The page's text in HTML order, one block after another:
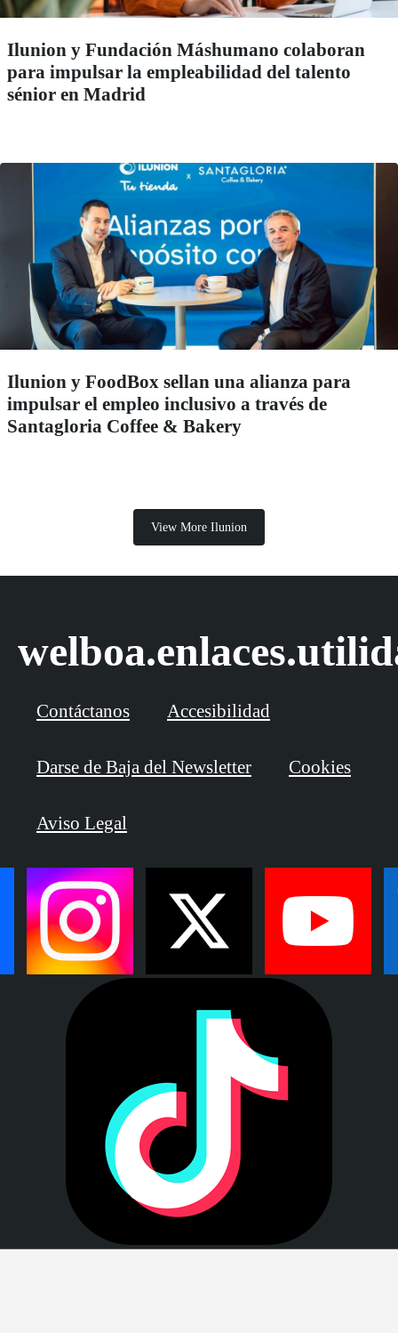
Ilunion y Fundación Máshumano colaboran
para impulsar la empleabilidad del talento
sénior en Madrid
Ilunion y FoodBox sellan una alianza para
impulsar el empleo inclusivo a través de
Santagloria Coffee & Bakery
View More Ilunion
Contáctanos Accesibilidad
Darse de Baja del Newsletter Cookies
Aviso Legal